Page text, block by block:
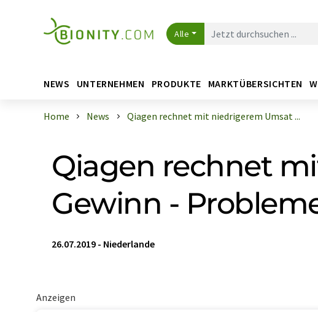
Alle
NEWS UNTERNEHMEN PRODUKTE MARKTÜBERSICHTEN
Home News Qiagen rechnet mit niedrigerem Umsat ...
Qiagen rechnet
Gewinn -
26.07.2019 - Niederlande
Anzeigen